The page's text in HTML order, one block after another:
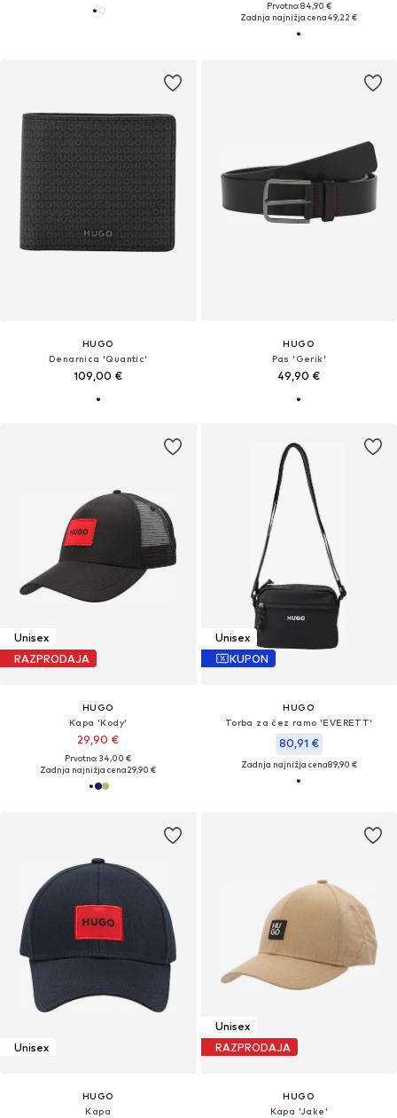
Prvotno: 84,90 €
Zadnja najnižja cena49,22 €
HUGO
Denarnica 'Quantic'
109,00 €
HUGO
Pas 'Gerik'
49,90 €
Unisex
RAZPRODAJA
HUGO
Kapa 'Kody'
29,90 €
Prvotno: 34,00 €
Zadnja najnižja cena29,90 €
Unisex
KUPON
HUGO
Torba za čez ramo 'EVERETT'
80,91 €
Zadnja najnižja cena89,90 €
Unisex
HUGO
Kapa
Unisex
RAZPRODAJA
HUGO
Kapa 'Jake'